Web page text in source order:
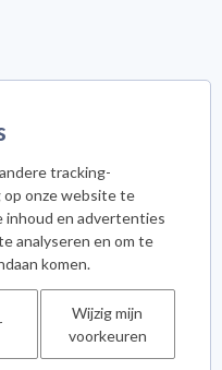
tracking-
onze website te
inhoud en advertenties
analyseren en om te
komen.
Wijzig mijn
voorkeuren
Disclaimer